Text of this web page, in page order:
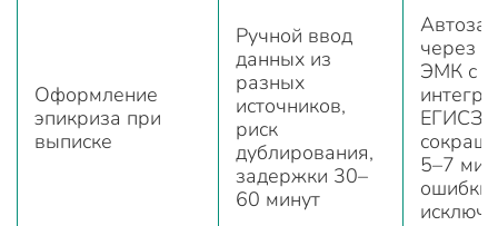
Оформление
эпикриза при
выписке
Ручной ввод
данных из
разных
источников,
риск
дублирования,
задержки 30–
60 минут
через
ЭМК с
ЕГИСЗ:
5–7
ошибки